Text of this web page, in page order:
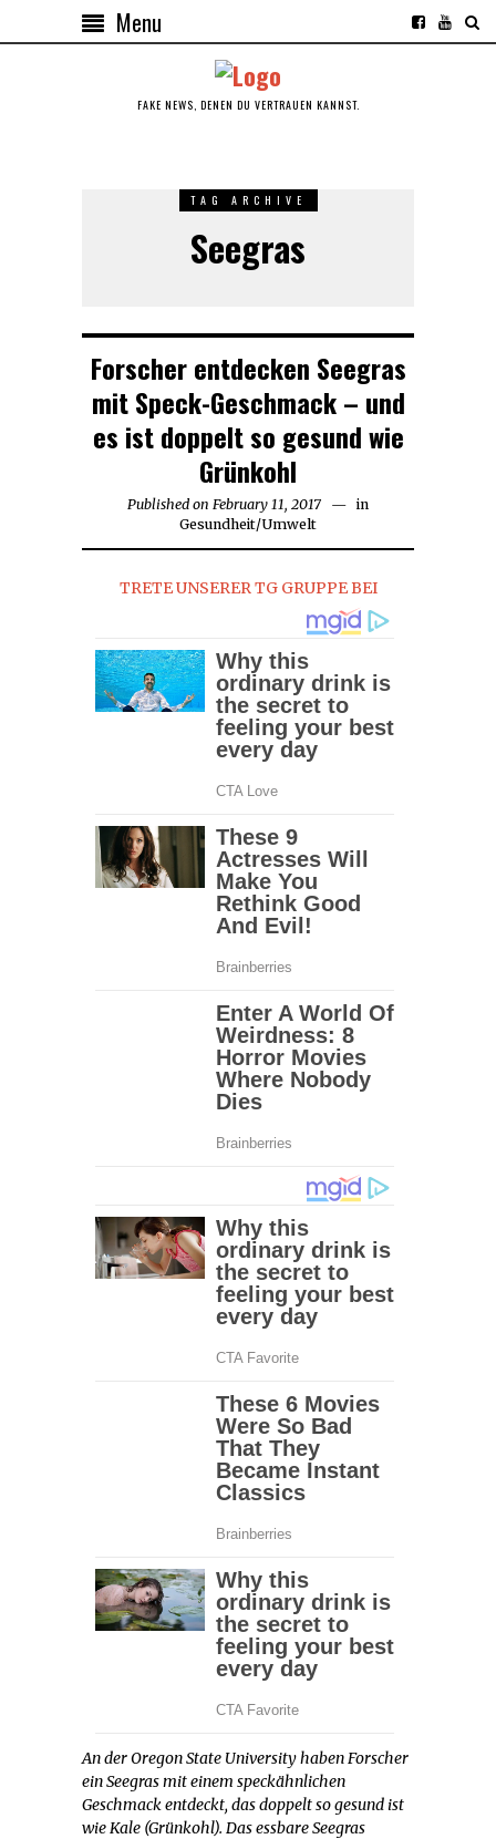
Menu
FAKE NEWS, DENEN DU VERTRAUEN KANNST.
TAG ARCHIVE
Seegras
Forscher entdecken Seegras
mit Speck-Geschmack – und
es ist doppelt so gesund wie
Grünkohl
Published on February 11, 2017 February
in
Gesundheit/Umwelt
TRETE UNSERER TG GRUPPE BEI
An der Oregon State University haben Forscher
ein Seegras mit einem speckähnlichen
Geschmack entdeckt, das doppelt so gesund ist
wie Kale (Grünkohl). Das essbare Seegras